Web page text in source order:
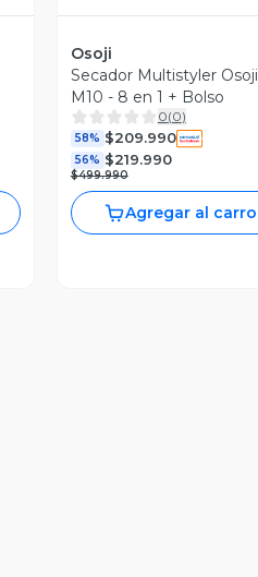
Osoji
Secador Multistyler Osoji
M10 - 8 en 1 + Bolso
0(0)
58% $209.990
56% $219.990
$499.990
Agregar al carro